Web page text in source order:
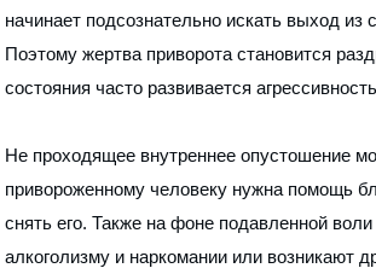
начинает подсознательно искать выход
Поэтому жертва приворота становится
состояния часто развивается
Не проходящее внутреннее опустошение
привороженному человеку нужна помощь
снять его. Также на фоне подавленной
алкоголизму и наркомании или возникают